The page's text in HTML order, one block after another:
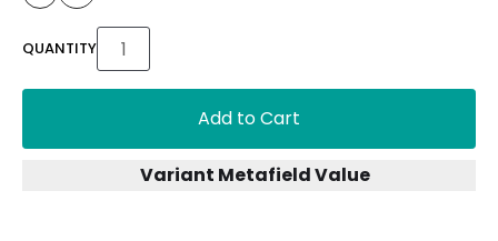
QUANTITY
Add to Cart
Variant Metafield Value